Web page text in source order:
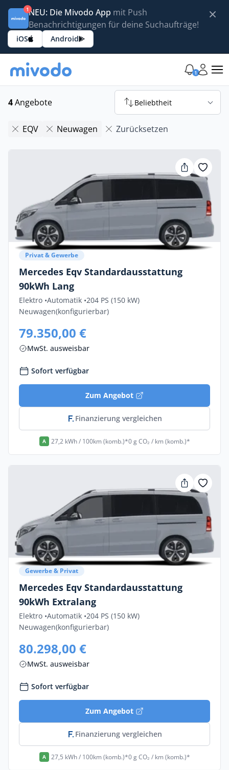
1NEU: Die Mivodo App mit Push
Benachrichtigungen für deine Suchaufträge!
iOS Android
1
4Angebote Beliebtheit
EQV Neuwagen Zurücksetzen
Privat & Gewerbe
Mercedes Eqv Standardausstattung
90kWh Lang
Elektro •Automatik •204 PS (150 kW)
Neuwagen(konfigurierbar)
79.350,00 €
MwSt. ausweisbar
Sofort verfügbar
Zum Angebot
Finanzierung vergleichen
A 27,2 kWh / 100km (komb.)*0 g CO₂ / km (komb.)*
Gewerbe & Privat
Mercedes Eqv Standardausstattung
90kWh Extralang
Elektro •Automatik •204 PS (150 kW)
Neuwagen(konfigurierbar)
80.298,00 €
MwSt. ausweisbar
Sofort verfügbar
Zum Angebot
Finanzierung vergleichen
A 27,5 kWh / 100km (komb.)*0 g CO₂ / km (komb.)*